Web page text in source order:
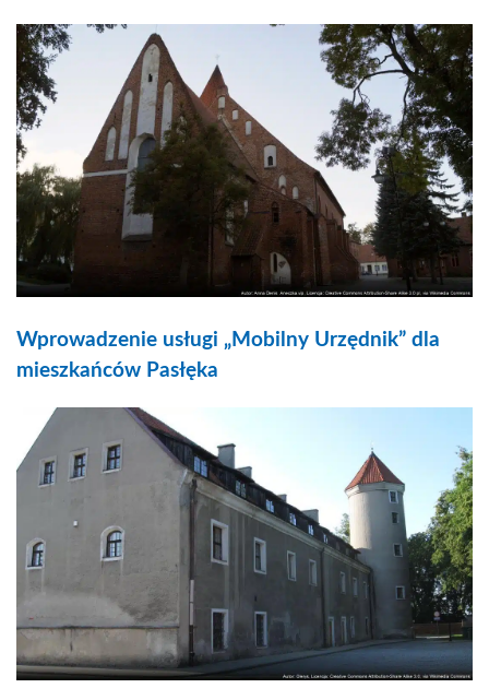
Wprowadzenie usługi „Mobilny Urzędnik” dla
mieszkańców Pasłęka